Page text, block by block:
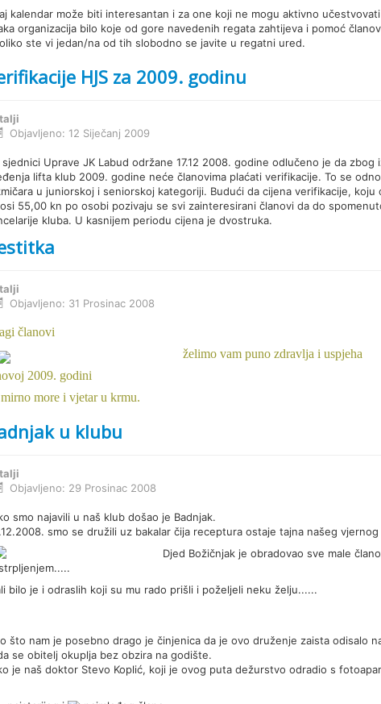
kalendar može biti interesantan i za one koji ne mogu aktivno
organizacija bilo koje od gore navedenih regata zahtijeva i pomoć
ste vi jedan/na od tih slobodno se javite u regatni ured.
HJS za 2009. godinu
Objavljeno: 12 Siječanj 2009
sjednici Uprave JK Labud održane 17.12 2008. godine odlučeno je da
lifta klub 2009. godine neće članovima plaćati verifikacije. To se
u juniorskoj i seniorskoj kategoriji. Budući da cijena verifikacije, koju
55,00 kn po osobi pozivaju se svi zainteresirani članovi da do
kluba. U kasnijem periodu cijena je dvostruka.
Objavljeno: 31 Prosinac 2008
članovi
želimo vam puno zdravlja i uspjeha
2009. godini
more i vjetar u krmu.
u klubu
Objavljeno: 29 Prosinac 2008
smo najavili u naš klub došao je Badnjak.
smo se družili uz bakalar čija receptura ostaje tajna našeg vjernog
Djed Božičnjak je obradovao sve male
bilo je i odraslih koji su mu rado prišli i poželjeli neku želju......
što nam je posebno drago je činjenica da je ovo druženje zaista odisalo
se obitelj okuplja bez obzira na godište.
je naš doktor Stevo Koplić, koji je ovog puta dežurstvo odradio s